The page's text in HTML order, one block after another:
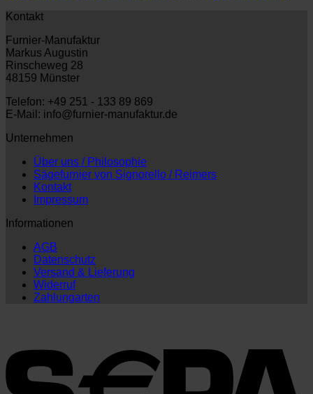
Kontakt
Furnier-Manufaktur
Markus Augustin
Rinscheweg 28
48159 Münster
Telefon: +49 251 - 133 89 869
E-Mail: info@furnier-manufaktur.de
Unternehmen
Über uns / Philosophie
Sägefurnier von Signorello / Reimers
Kontakt
Impressum
Informationen
AGB
Datenschutz
Versand & Lieferung
Widerruf
Zahlungarten